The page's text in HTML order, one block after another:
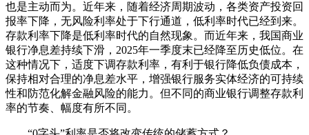
也是主动而为。近年来，随着经济周期波动，各类资产投资回
报率下降，无风险利率处于下行通道，低利率时代已经到来。
存款利率下降是低利率时代的自然现象。而近年来，我国商业
银行净息差持续下滑，2025年一季度末已经降至历史低位。在
这种情况下，适度下调存款利率，有利于银行降低负债成本，
保持相对合理的净息差水平，增强银行服务实体经济的可持续
性和防范化解金融风险的能力。但不同的商业银行调整存款利
率的节奏、幅度有所不同。